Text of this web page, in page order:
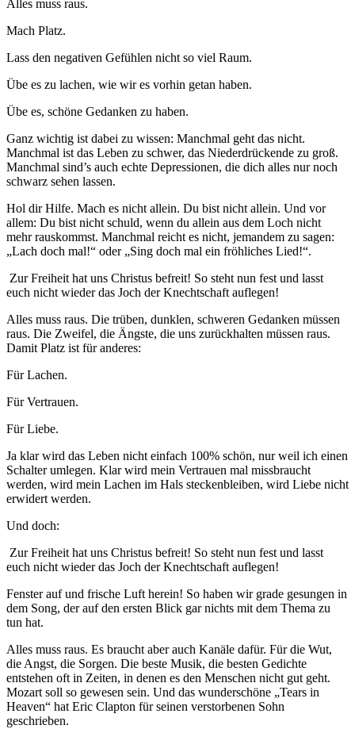
Alles muss raus.
Mach Platz.
Lass den negativen Gefühlen nicht so viel Raum.
Übe es zu lachen, wie wir es vorhin getan haben.
Übe es, schöne Gedanken zu haben.
Ganz wichtig ist dabei zu wissen: Manchmal geht das nicht.
Manchmal ist das Leben zu schwer, das Niederdrückende zu groß.
Manchmal sind’s auch echte Depressionen, die dich alles nur noch
schwarz sehen lassen.
Hol dir Hilfe. Mach es nicht allein. Du bist nicht allein. Und vor
allem: Du bist nicht schuld, wenn du allein aus dem Loch nicht
mehr rauskommst. Manchmal reicht es nicht, jemandem zu sagen:
„Lach doch mal!“ oder „Sing doch mal ein fröhliches Lied!“.
Zur Freiheit hat uns Christus befreit! So steht nun fest und lasst
euch nicht wieder das Joch der Knechtschaft auflegen!
Alles muss raus. Die trüben, dunklen, schweren Gedanken müssen
raus. Die Zweifel, die Ängste, die uns zurückhalten müssen raus.
Damit Platz ist für anderes:
Für Lachen.
Für Vertrauen.
Für Liebe.
Ja klar wird das Leben nicht einfach 100% schön, nur weil ich einen
Schalter umlegen. Klar wird mein Vertrauen mal missbraucht
werden, wird mein Lachen im Hals steckenbleiben, wird Liebe nicht
erwidert werden.
Und doch:
Zur Freiheit hat uns Christus befreit! So steht nun fest und lasst
euch nicht wieder das Joch der Knechtschaft auflegen!
Fenster auf und frische Luft herein! So haben wir grade gesungen in
dem Song, der auf den ersten Blick gar nichts mit dem Thema zu
tun hat.
Alles muss raus. Es braucht aber auch Kanäle dafür. Für die Wut,
die Angst, die Sorgen. Die beste Musik, die besten Gedichte
entstehen oft in Zeiten, in denen es den Menschen nicht gut geht.
Mozart soll so gewesen sein. Und das wunderschöne „Tears in
Heaven“ hat Eric Clapton für seinen verstorbenen Sohn
geschrieben.